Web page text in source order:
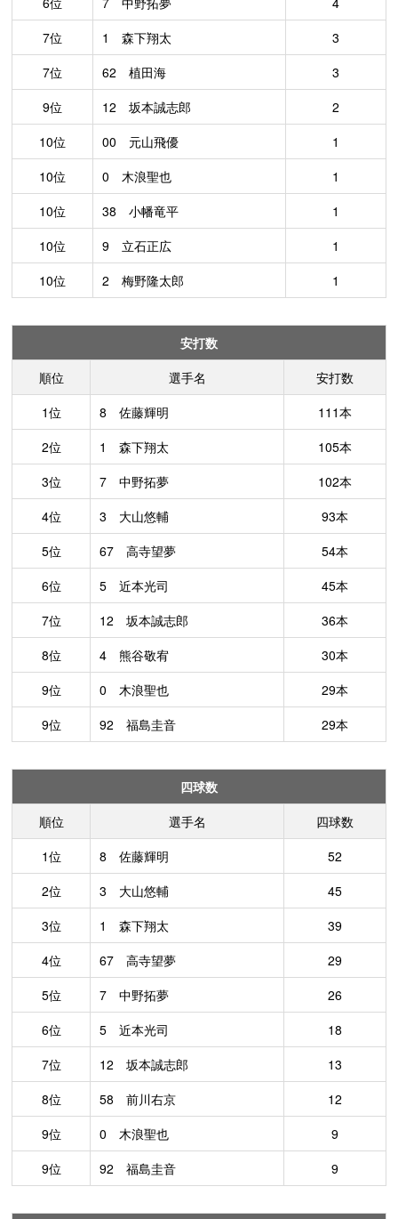
7位
1 森下翔太
3
7位
62 植田海
3
9位
12 坂本誠志郎
2
10位
00 元山飛優
1
10位
0 木浪聖也
1
10位
38 小幡竜平
1
10位
9 立石正広
1
10位
2 梅野隆太郎 1
安打数
順位
選手名
安打数
1位
8 佐藤輝明
111本
2位
1 森下翔太
105本
3位
7 中野拓夢
102本
4位
3 大山悠輔
93本
5位
67 高寺望夢
54本
6位
5 近本光司
45本
7位
12 坂本誠志郎
36本
8位
4 熊谷敬宥
30本
9位
0 木浪聖也
29本
9位
92 福島圭音 29本
四球数
順位
選手名
四球数
1位
8 佐藤輝明
52
2位
3 大山悠輔
45
3位
1 森下翔太
39
4位
67 高寺望夢
29
5位
7 中野拓夢
26
6位
5 近本光司
18
7位
12 坂本誠志郎
13
8位
58 前川右京
12
9位
0 木浪聖也
9
9位
92 福島圭音 9